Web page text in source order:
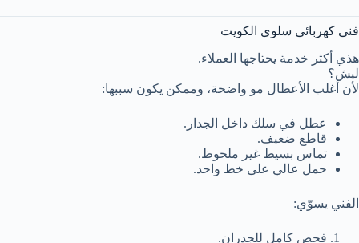
فنى كهربائى سلوى الكويت
هذي أكثر خدمة يحتاجها العملاء.
ليش؟
لأن أغلب الأعطال مو واضحة، وممكن يكون سببها:
عطل في سلك داخل الجدار.
قاطع ضعيف.
تماس بسيط غير ملحوظ.
حمل عالي على خط واحد.
الفني يسوّي:
فحص كامل للجدران.